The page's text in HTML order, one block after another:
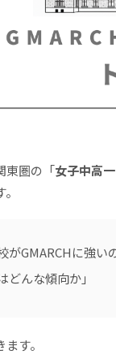
東圏の「女子中高
がGMARCHに強い
どんな傾向か」
す。